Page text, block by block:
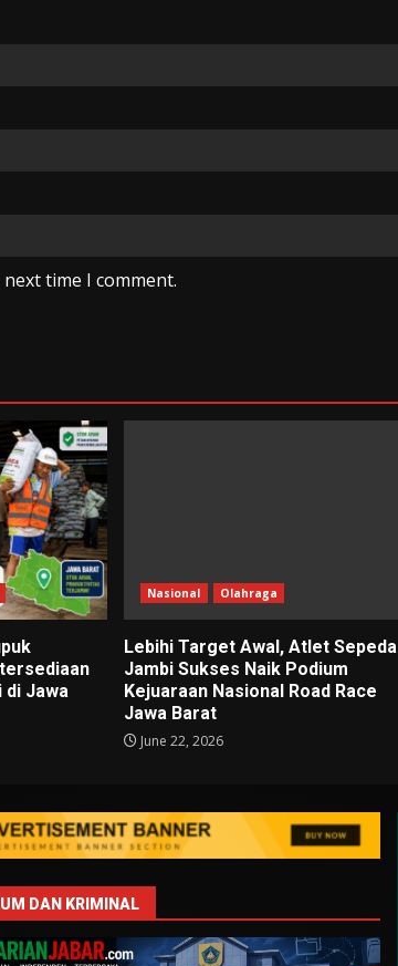
time I comment.
di Jawa
Nasional Olahraga
Lebihi Target Awal, Atlet Sepeda
Jambi Sukses Naik Podium
Kejuaraan Nasional Road Race
Jawa Barat
June 22, 2026
DAN KRIMINAL